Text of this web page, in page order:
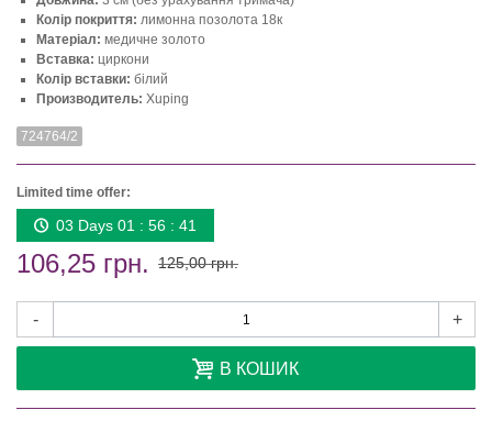
Колір покриття: лимонна позолота 18к
Матеріал: медичне золото
Вставка: циркони
Колір вставки: білий
Производитель: Xuping
724764/2
Limited time offer:
03 Days 01 : 56 : 40
106,25 грн. 125,00 грн.
- +
В КОШИК